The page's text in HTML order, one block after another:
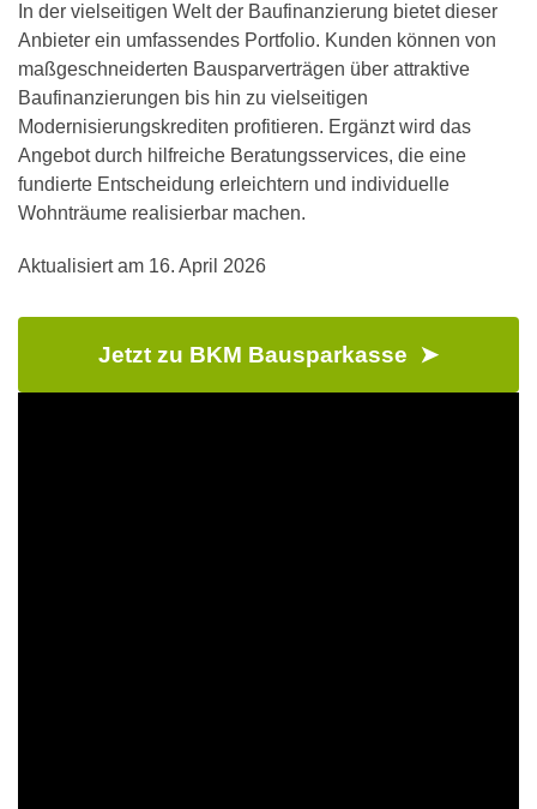
In der vielseitigen Welt der Baufinanzierung bietet dieser
Anbieter ein umfassendes Portfolio. Kunden können von
maßgeschneiderten Bausparverträgen über attraktive
Baufinanzierungen bis hin zu vielseitigen
Modernisierungskrediten profitieren. Ergänzt wird das
Angebot durch hilfreiche Beratungsservices, die eine
fundierte Entscheidung erleichtern und individuelle
Wohnträume realisierbar machen.
Aktualisiert am 16. April 2026
Jetzt zu BKM Bausparkasse ➤